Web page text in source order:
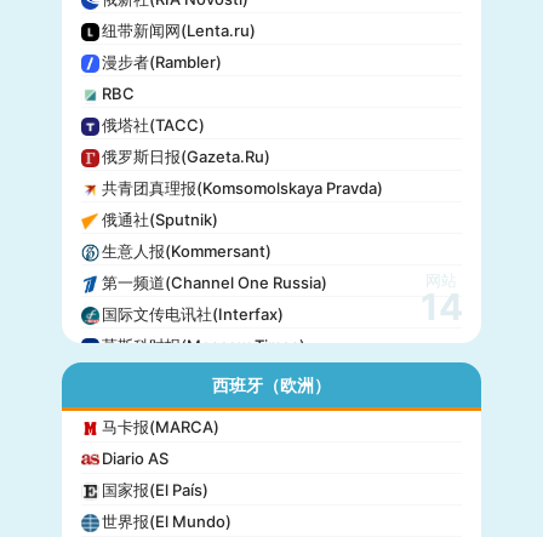
纽带新闻网(Lenta.ru)
漫步者(Rambler)
RBC
俄塔社(TACC)
俄罗斯日报(Gazeta.Ru)
共青团真理报(Komsomolskaya Pravda)
俄通社(Sputnik)
生意人报(Kommersant)
第一频道(Channel One Russia)
国际文传电讯社(Interfax)
莫斯科时报(Moscow Times)
网站
14
西班牙（欧洲）
马卡报(MARCA)
Diario AS
国家报(El País)
世界报(El Mundo)